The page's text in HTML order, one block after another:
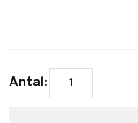
Antal: